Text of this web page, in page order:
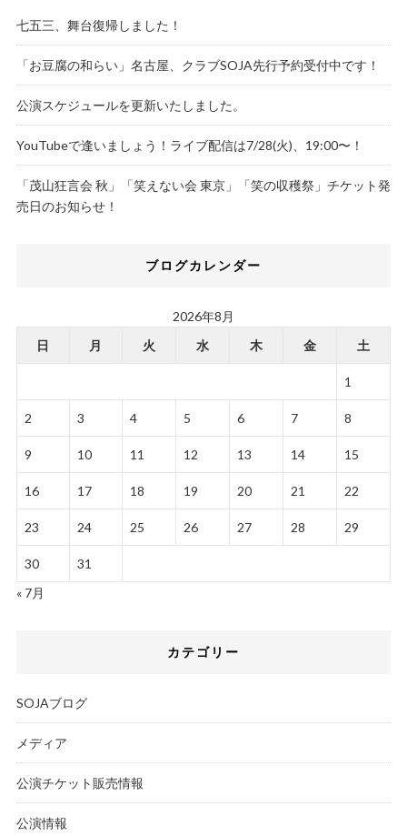
七五三、舞台復帰しました！
「お豆腐の和らい」名古屋、クラブSOJA先行予約受付中です！
公演スケジュールを更新いたしました。
YouTubeで逢いましょう！ライブ配信は7/28(火)、19:00〜！
「茂山狂言会 秋」「笑えない会 東京」「笑の収穫祭」チケット発
売日のお知らせ！
ブログカレンダー
2026年8月
日
月 火 水 木 金 土
1
2 3 4 5 6 7 8
9 10 11 12 13 14 15
16 17 18 19 20 21 22
23 24 25 26 27 28 29
30
31
« 7月
カテゴリー
SOJAブログ
メディア
公演チケット販売情報
公演情報